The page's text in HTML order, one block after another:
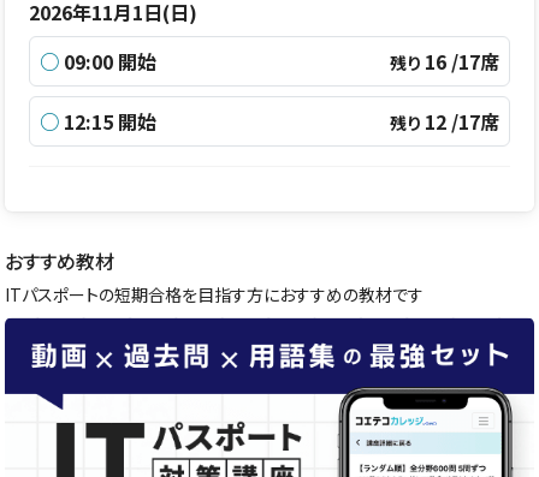
2026年11月1日(日)
○ 09:00 開始 残り16 /17席
○ 12:15 開始 残り12 /17席
おすすめ教材
ITパスポートの短期合格を目指す方におすすめの教材です